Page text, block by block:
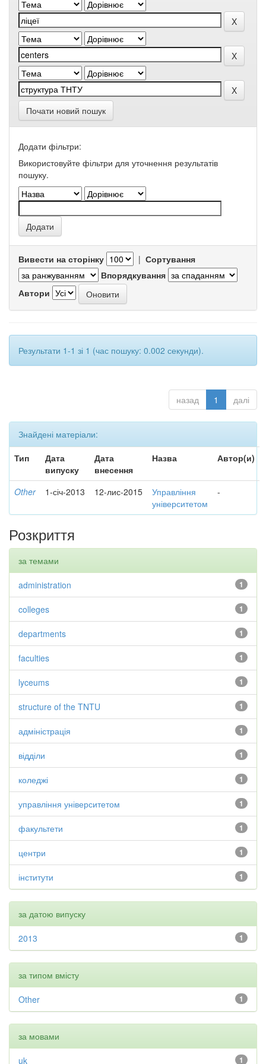
Почати новий пошук
Додати фільтри:
Використовуйте фільтри для уточнення результатів
пошуку.
Вивести на сторінку | Сортування
Впорядкування
Автори
Результати 1-1 зі 1 (час пошуку: 0.002 секунди).
назад 1 далі
Знайдені матеріали:
Тип
Дата
випуску
Дата
внесення
Назва Автор(и)
Other 1-січ-2013 12-лис-2015
Управління
університетом
-
Розкриття
за темами
1
administration
1
colleges
1
departments
1
faculties
1
lyceums
1
structure of the TNTU
1
адміністрація
1
відділи
1
коледжі
1
управління університетом
1
факультети
1
центри
1
інститути
за датою випуску
1
2013
за типом вмісту
1
Other
за мовами
1
uk